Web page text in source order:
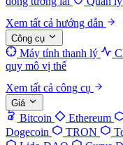
Xem tất cả hướng dẫn
Công cụ
Máy tính thanh lý
quy mô vị thế
Xem tất cả công cụ
Giá
Bitcoin Ethereum
Dogecoin
TRON